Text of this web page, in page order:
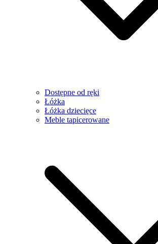
Dostępne od ręki
Łóżka
Łóżka dziecięce
Meble tapicerowane